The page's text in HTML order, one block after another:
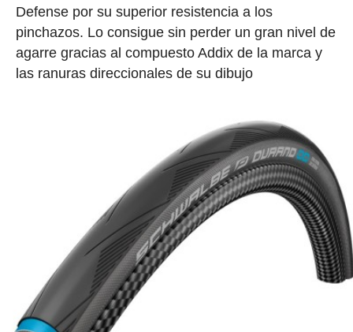
Defense por su superior resistencia a los
pinchazos. Lo consigue sin perder un gran nivel de
agarre gracias al compuesto Addix de la marca y
las ranuras direccionales de su dibujo